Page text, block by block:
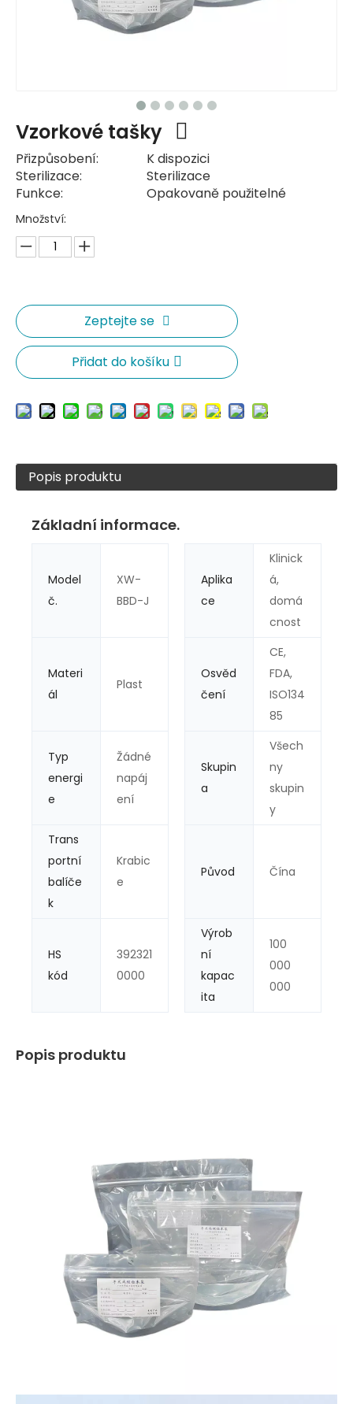
Vzorkové tašky
Přizpůsobení:
K dispozici
Sterilizace:
Sterilizace
Funkce:
Opakovaně použitelné
Množství:
Zeptejte se
Přidat do košíku
Popis produktu
Základní informace.
Model
č.
XW-
BBD-J
Aplika
ce
Klinick
á,
domá
cnost
Materi
ál
Plast
Osvěd
čení
CE,
FDA,
ISO134
85
Typ
energi
e
Žádné
napáj
ení
Skupin
a
Všech
ny
skupin
y
Trans
portní
balíče
k
Krabic
e
Původ Čína
HS
kód
392321
0000
Výrob
ní
kapac
ita
100
000
000
Popis produktu